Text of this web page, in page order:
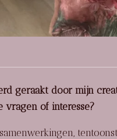
geraakt door mijn
vragen of interesse?